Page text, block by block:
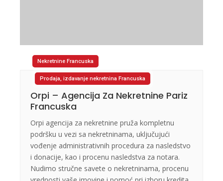
Nekretnine Francuska
Prodaja, izdavanje nekretnina Francuska
Orpi – Agencija Za Nekretnine Pariz
Francuska
Orpi agencija za nekretnine pruža kompletnu
podršku u vezi sa nekretninama, uključujući
vođenje administrativnih procedura za nasledstvo
i donacije, kao i procenu nasledstva za notara.
Nudimo stručne savete o nekretninama, procenu